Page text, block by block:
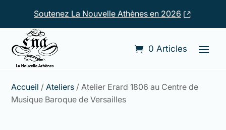
Soutenez La Nouvelle Athènes en 2026
0 Articles
Accueil / Ateliers / Atelier Erard 1806 au Centre de
Musique Baroque de Versailles